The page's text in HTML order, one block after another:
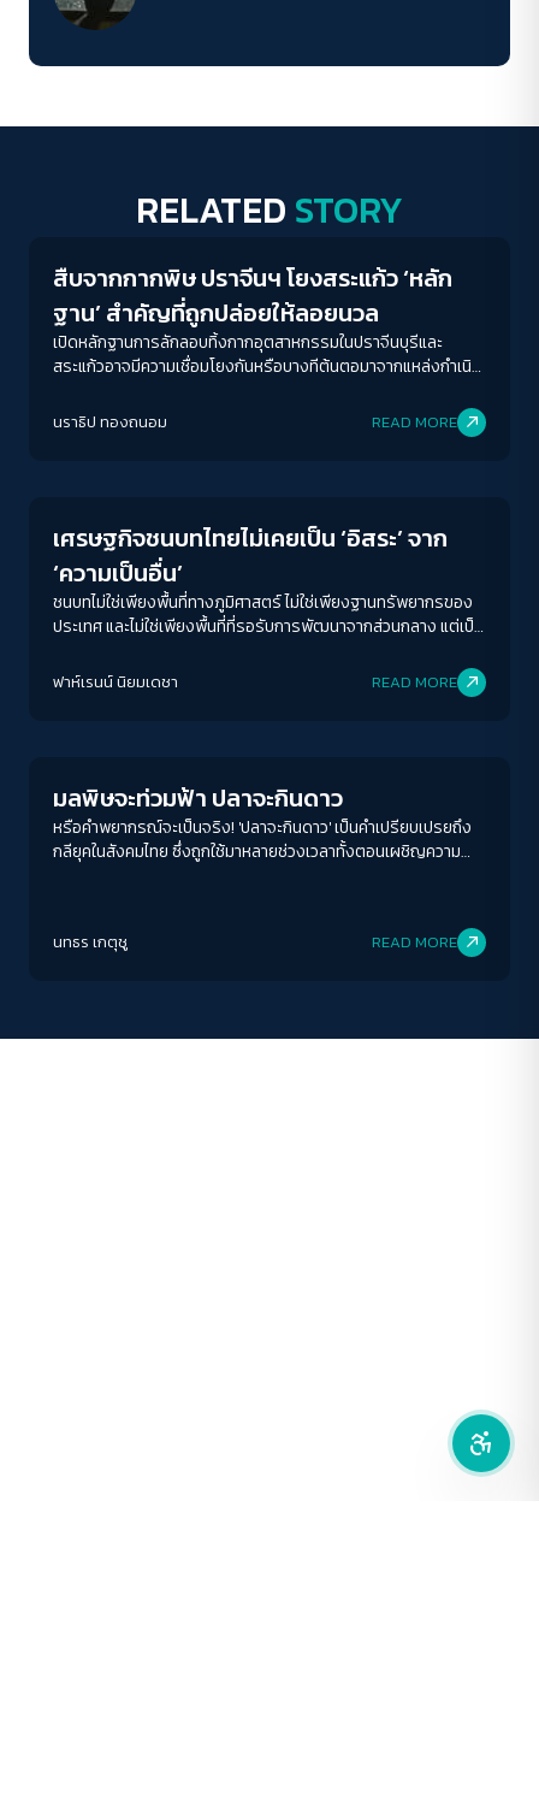
RELATED STORY
Environment
สืบจากกากพิษ ปราจีนฯ โยงสระแก้ว ‘หลัก
ฐาน’ สำคัญที่ถูกปล่อยให้ลอยนวล
เปิดหลักฐานการลักลอบทิ้งกากอุตสาหกรรมในปราจีนบุรีและ
สระแก้วอาจมีความเชื่อมโยงกันหรือบางทีต้นตอมาจากแหล่งกำเนิด
นราธิป ทองถนอม READ MORE
เศรษฐกิจชนบทไทยไม่เคยเป็น ‘อิสระ’ จาก
‘ความเป็นอื่น’
ชนบทไม่ใช่เพียงพื้นที่ทางภูมิศาสตร์ ไม่ใช่เพียงฐานทรัพยากรของ
ประเทศ และไม่ใช่เพียงพื้นที่ที่รอรับการพัฒนาจากส่วนกลาง แต่เป็น
ฟาห์เรนน์ นิยมเดชา READ MORE
มลพิษจะท่วมฟ้า ปลาจะกินดาว
หรือคำพยากรณ์จะเป็นจริง! 'ปลาจะกินดาว' เป็นคำเปรียบเปรยถึง
กลียุคในสังคมไทย ซึ่งถูกใช้มาหลายช่วงเวลาทั้งตอนเผชิญความ
นทธร เกตุชู READ MORE
ระยะห่างข้อความ
ปกติ มาก มากที่สุด
Deutan Tritan